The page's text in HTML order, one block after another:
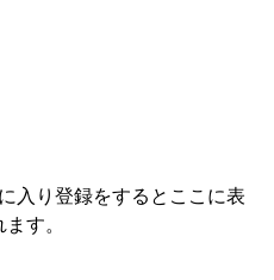
入り登録をすると ここに表
す。